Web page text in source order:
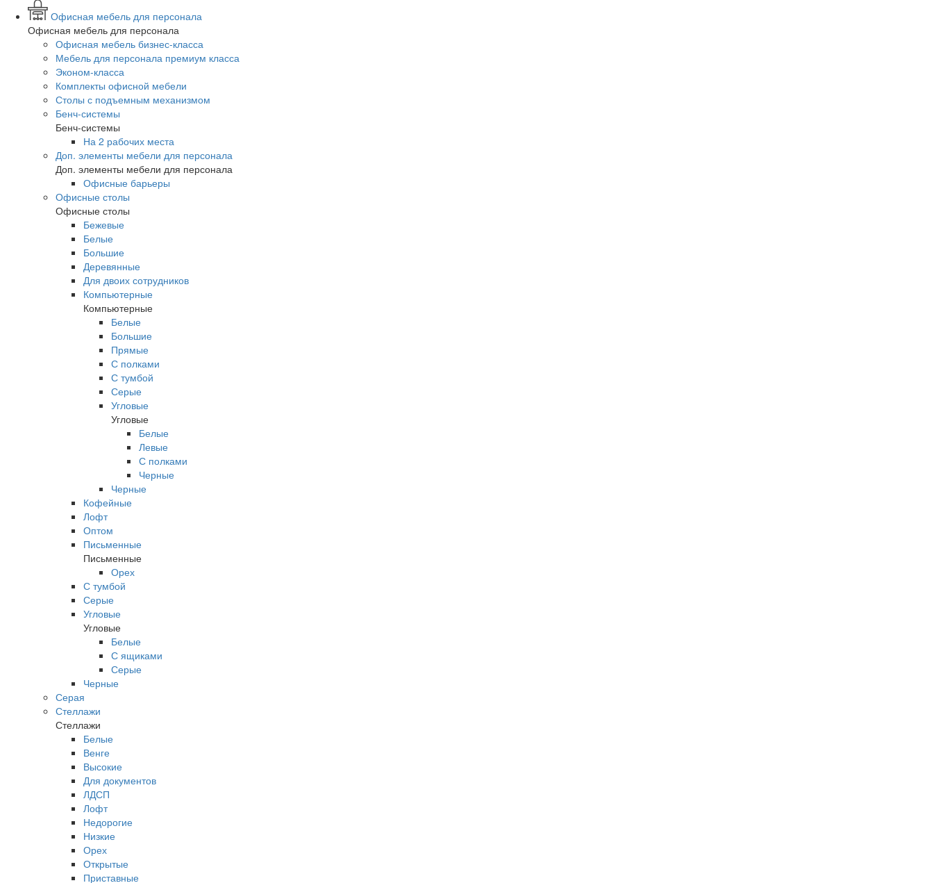
Офисная мебель для персонала
Офисная мебель для персонала
Офисная мебель бизнес-класса
Мебель для персонала премиум класса
Эконом-класса
Комплекты офисной мебели
Столы с подъемным механизмом
Бенч-системы
Бенч-системы
На 2 рабочих места
Доп. элементы мебели для персонала
Доп. элементы мебели для персонала
Офисные барьеры
Офисные столы
Офисные столы
Бежевые
Белые
Большие
Деревянные
Для двоих сотрудников
Компьютерные
Компьютерные
Белые
Большие
Прямые
С полками
С тумбой
Серые
Угловые
Угловые
Белые
Левые
С полками
Черные
Черные
Кофейные
Лофт
Оптом
Письменные
Письменные
Орех
С тумбой
Серые
Угловые
Угловые
Белые
С ящиками
Серые
Черные
Серая
Стеллажи
Стеллажи
Белые
Венге
Высокие
Для документов
ЛДСП
Лофт
Недорогие
Низкие
Орех
Открытые
Приставные